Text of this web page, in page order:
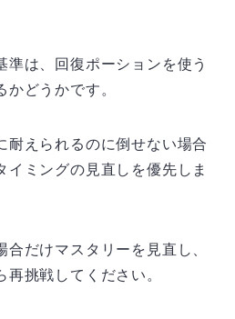
準は、回復ポーションを使う
どうかです。
耐えられるのに倒せない場合
イミングの見直しを優先しま
だけマスタリーを見直し、
挑戦してください。